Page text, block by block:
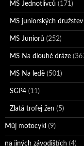
MS Jednotlivců (171)
MS juniorských družstev
MS Juniorů (252)
MS Na dlouhé dráze
MS Na ledě (501)
SGP4 (11)
Zlatá trofej žen (5)
Můj motocykl (9)
na jiných závodištích (4)